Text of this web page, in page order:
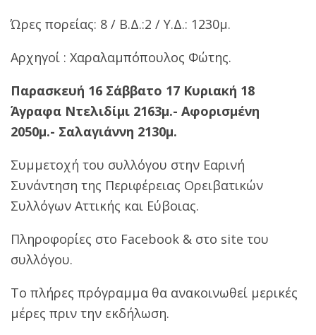
Ώρες πορείας: 8 / Β.Δ.:2 / Υ.Δ.: 1230μ.
Αρχηγοί : Χαραλαμπόπουλος Φώτης.
Παρασκευή 16 Σάββατο 17 Κυριακή 18
Άγραφα Ντελιδίμι 2163μ.- Αφορισμένη
2050μ.- Σαλαγιάννη 2130μ.
Συμμετοχή του συλλόγου στην Εαρινή
Συνάντηση της Περιφέρειας Ορειβατικών
Συλλόγων Αττικής και Εύβοιας.
Πληροφορίες στο Facebook & στο site του
συλλόγου.
Το πλήρες πρόγραμμα θα ανακοινωθεί μερικές
μέρες πριν την εκδήλωση.